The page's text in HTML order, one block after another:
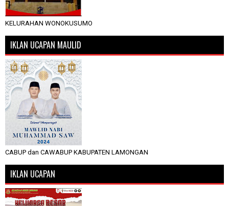
KELURAHAN WONOKUSUMO
IKLAN UCAPAN MAULID
CABUP dan CAWABUP KABUPATEN LAMONGAN
IKLAN UCAPAN